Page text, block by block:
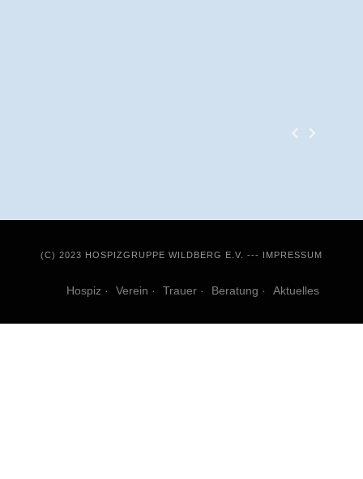
Hospiz Verein Trauer Beratung Aktuelles
(C) 2023 HOSPIZGRUPPE WILDBERG E.V. --- IMPRESSUM